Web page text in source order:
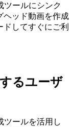
ツールにシンク
ヘッド動画を作成
してすぐにご利
るユーザ
ツールを活用し